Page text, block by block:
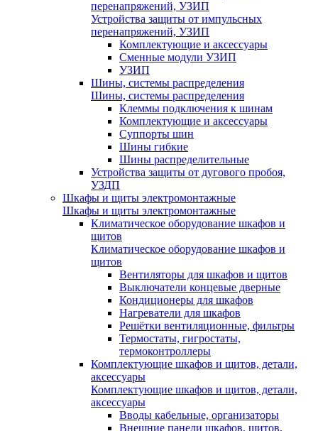
перенапряжений, УЗИП
Устройства защиты от импульсных
перенапряжений, УЗИП
Комплектующие и аксессуары
Сменные модули УЗИП
УЗИП
Шины, системы распределения
Шины, системы распределения
Клеммы подключения к шинам
Комплектующие и аксессуары
Суппорты шин
Шины гибкие
Шины распределительные
Устройства защиты от дугового пробоя,
УЗДП
Шкафы и щиты электромонтажные
Шкафы и щиты электромонтажные
Климатическое оборудование шкафов и
щитов
Климатическое оборудование шкафов и
щитов
Вентиляторы для шкафов и щитов
Выключатели концевые дверные
Кондиционеры для шкафов
Нагреватели для шкафов
Решётки вентиляционные, фильтры
Термостаты, гигростаты,
термоконтроллеры
Комплектующие шкафов и щитов, детали,
аксессуары
Комплектующие шкафов и щитов, детали,
аксессуары
Вводы кабельные, организаторы
Внешние панели шкафов, щитов,